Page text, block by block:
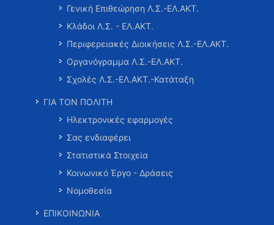
Γενική Επιθεώρηση Λ.Σ.-ΕΛ.ΑΚΤ.
Κλάδοι Λ.Σ. - ΕΛ.ΑΚΤ.
Περιφερειακές Διοικήσεις Λ.Σ.-ΕΛ.ΑΚΤ.
Οργανόγραμμα Λ.Σ.-ΕΛ.ΑΚΤ.
Σχολές Λ.Σ.-ΕΛ.ΑΚΤ.-Κατάταξη
ΓΙΑ ΤΟΝ ΠΟΛΙΤΗ
Ηλεκτρονικές εφαρμογές
Σας ενδιαφέρει
Στατιστικά Στοιχεία
Κοινωνικό Έργο - Δράσεις
Νομοθεσία
ΕΠΙΚΟΙΝΩΝΙΑ